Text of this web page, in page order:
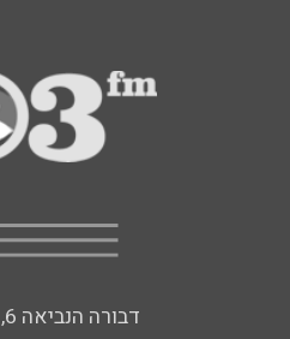
דבורה הנביאה 6, רמת השרון